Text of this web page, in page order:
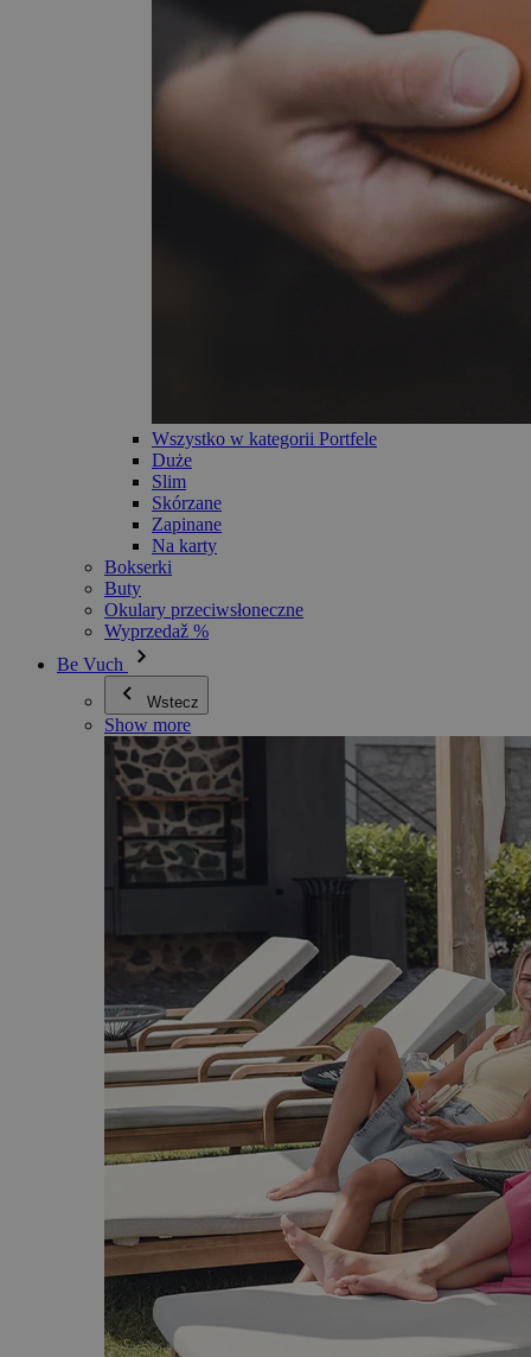
Wszystko w kategorii Portfele
Duże
Slim
Skórzane
Zapinane
Na karty
Bokserki
Buty
Okulary przeciwsłoneczne
Wyprzedaž %
Be Vuch
Wstecz
Show more